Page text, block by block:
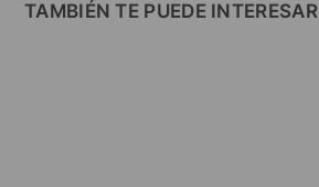
TAMBIÉN TE PUEDE INTERESAR